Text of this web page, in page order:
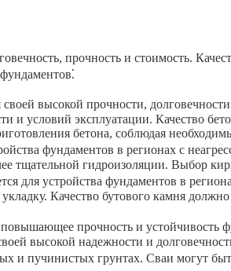
прочность и стоимость.
высокой прочности,
и условий эксплуатации. Качество
бетона, соблюдая
фундаментов в регионах с
тщательной гидроизоляции. Выбор
для устройства фундаментов в
Качество бутового камня
прочность и
высокой надежности и
и пучинистых грунтах. Сваи могут